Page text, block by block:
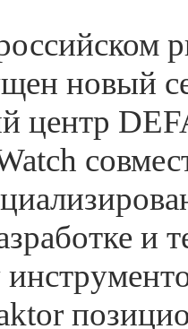
новый
центр
и